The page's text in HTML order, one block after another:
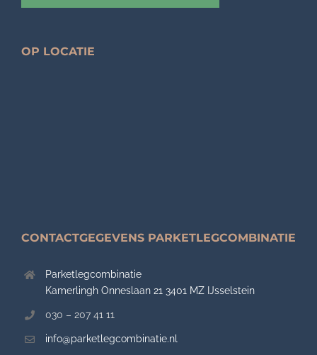
OP LOCATIE
CONTACTGEGEVENS PARKETLEGCOMBINATIE
Parketlegcombinatie
Kamerlingh Onneslaan 21 3401 MZ IJsselstein
030 – 207 41 11
info@parketlegcombinatie.nl